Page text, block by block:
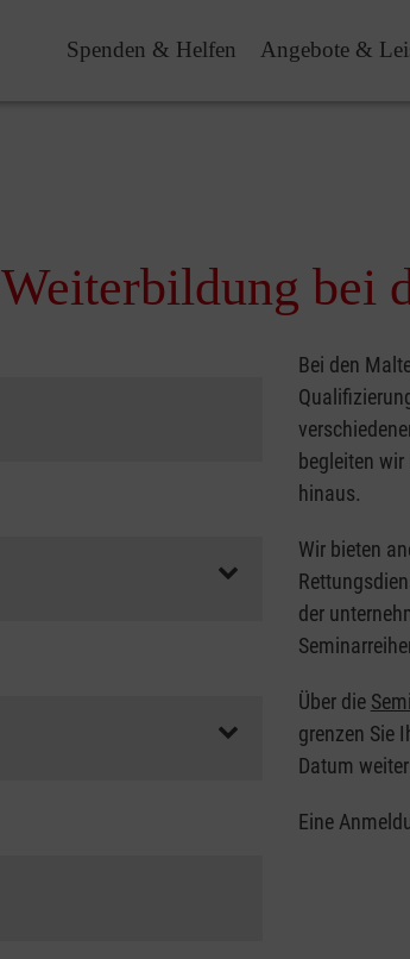
Spenden & Helfen Angebote &
bei
Bei den
begleiten
hinaus.
Wir bieten
der
Über die
grenzen Sie
Datum
Eine